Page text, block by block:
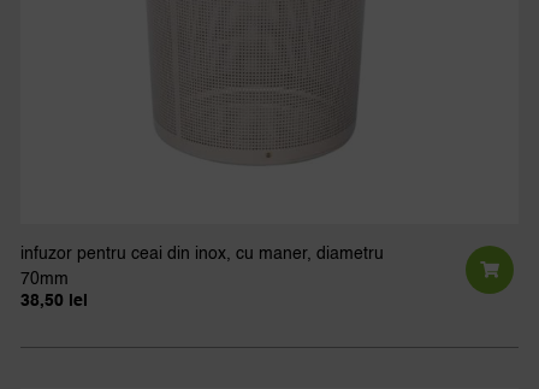
infuzor pentru ceai din inox, cu maner, diametru
70mm
38,50
lei